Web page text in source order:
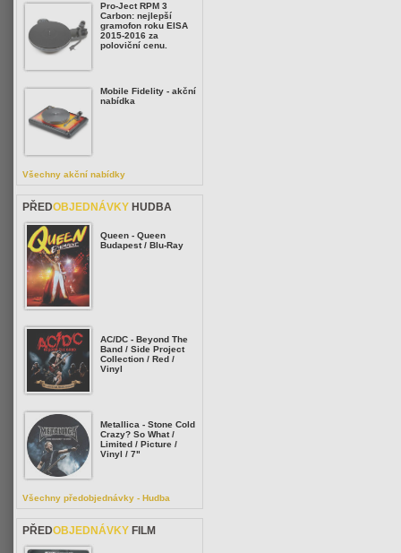
Pro-Ject RPM 3
Carbon: nejlepší
gramofon roku EISA
2015-2016 za
poloviční cenu.
Mobile Fidelity - akční
nabídka
Všechny akční nabídky
PŘEDOBJEDNÁVKY HUDBA
Queen - Queen
Budapest / Blu-Ray
AC/DC - Beyond The
Band / Side Project
Collection / Red /
Vinyl
Metallica - Stone Cold
Crazy? So What /
Limited / Picture /
Vinyl / 7"
Všechny předobjednávky - Hudba
PŘEDOBJEDNÁVKY FILM